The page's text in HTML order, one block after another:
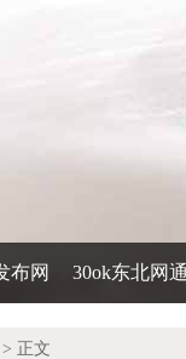
布网 30ok东北网
> 正文